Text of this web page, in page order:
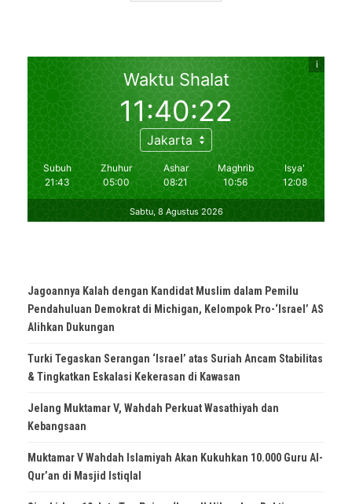
Jagoannya Kalah dengan Kandidat Muslim dalam Pemilu
Pendahuluan Demokrat di Michigan, Kelompok Pro-‘Israel’ AS
Alihkan Dukungan
Turki Tegaskan Serangan ‘Israel’ atas Suriah Ancam Stabilitas
& Tingkatkan Eskalasi Kekerasan di Kawasan
Jelang Muktamar V, Wahdah Perkuat Wasathiyah dan
Kebangsaan
Muktamar V Wahdah Islamiyah Akan Kukuhkan 10.000 Guru Al-
Qur’an di Masjid Istiqlal